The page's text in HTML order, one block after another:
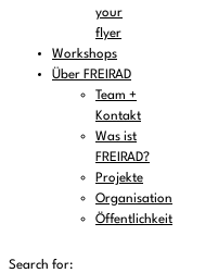
your
flyer
Workshops
Über FREIRAD
Team +
Kontakt
Was ist
FREIRAD?
Projekte
Organisation
Öffentlichkeit
Search for: